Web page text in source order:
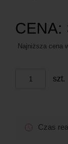
CENA:
Najniższa cena
szt.
Czas